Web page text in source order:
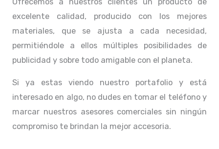
excelente calidad, producido con los mejores
materiales, que se ajusta a cada necesidad,
permitiéndole a ellos múltiples posibilidades de
publicidad y sobre todo amigable con el planeta.
Si ya estas viendo nuestro portafolio y está
interesado en algo, no dudes en tomar el teléfono y
marcar nuestros asesores comerciales sin ningún
compromiso te brindan la mejor accesoria.